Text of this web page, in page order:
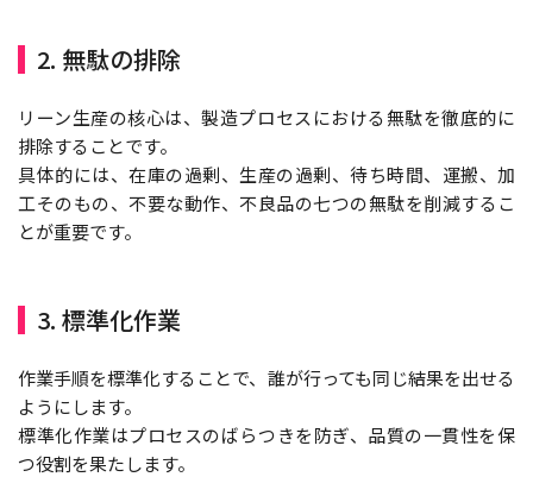
2. 無駄の排除
リーン生産の核心は、製造プロセスにおける無駄を徹底的に
排除することです。
具体的には、在庫の過剰、生産の過剰、待ち時間、運搬、加
工そのもの、不要な動作、不良品の七つの無駄を削減するこ
とが重要です。
3. 標準化作業
作業手順を標準化することで、誰が行っても同じ結果を出せる
ようにします。
標準化作業はプロセスのばらつきを防ぎ、品質の一貫性を保
つ役割を果たします。